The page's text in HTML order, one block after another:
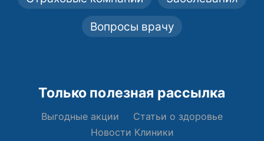
Вопросы врачу
Только полезная рассылка
Выгодные акции
Статьи о здоровье
Новости Клиники